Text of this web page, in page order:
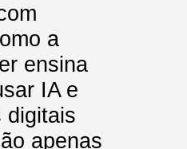
a
ensina
IA e
digitais
apenas